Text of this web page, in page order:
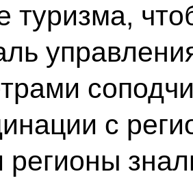
туризма,
с
регионы